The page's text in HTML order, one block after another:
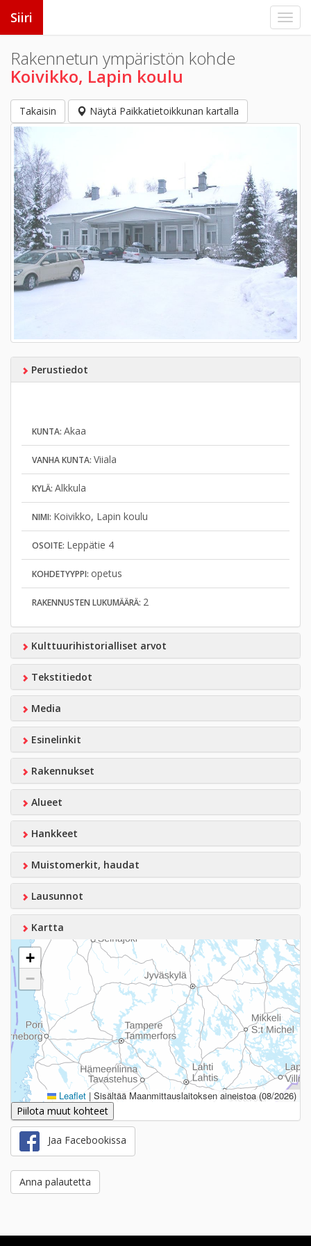
Siiri
Rakennetun ympäristön kohde
Koivikko, Lapin koulu
Takaisin Näytä Paikkatietoikkunan kartalla
Perustiedot
KUNTA: Akaa
VANHA KUNTA: Viiala
KYLÄ: Alkkula
NIMI: Koivikko, Lapin koulu
OSOITE: Leppätie 4
KOHDETYYPPI: opetus
RAKENNUSTEN LUKUMÄÄRÄ: 2
Kulttuurihistorialliset arvot
Tekstitiedot
Media
Esinelinkit
Rakennukset
Alueet
Hankkeet
Muistomerkit, haudat
Lausunnot
Kartta
+
−
Leaflet | Sisältää Maanmittauslaitoksen aineistoa (08/2026)
Piilota muut kohteet
Jaa Facebookissa
Anna palautetta